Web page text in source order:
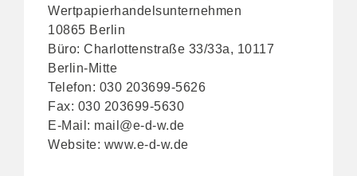
Wertpapierhandelsunternehmen
10865 Berlin
Büro: Charlottenstraße 33/33a, 10117
Berlin-Mitte
Telefon: 030 203699-5626
Fax: 030 203699-5630
E-Mail: mail@e-d-w.de
Website: www.e-d-w.de